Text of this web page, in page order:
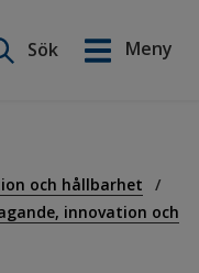
Sök
Meny
och hållbarhet
innovation och
English